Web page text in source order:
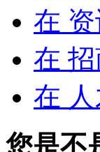
在
在
在
您是不